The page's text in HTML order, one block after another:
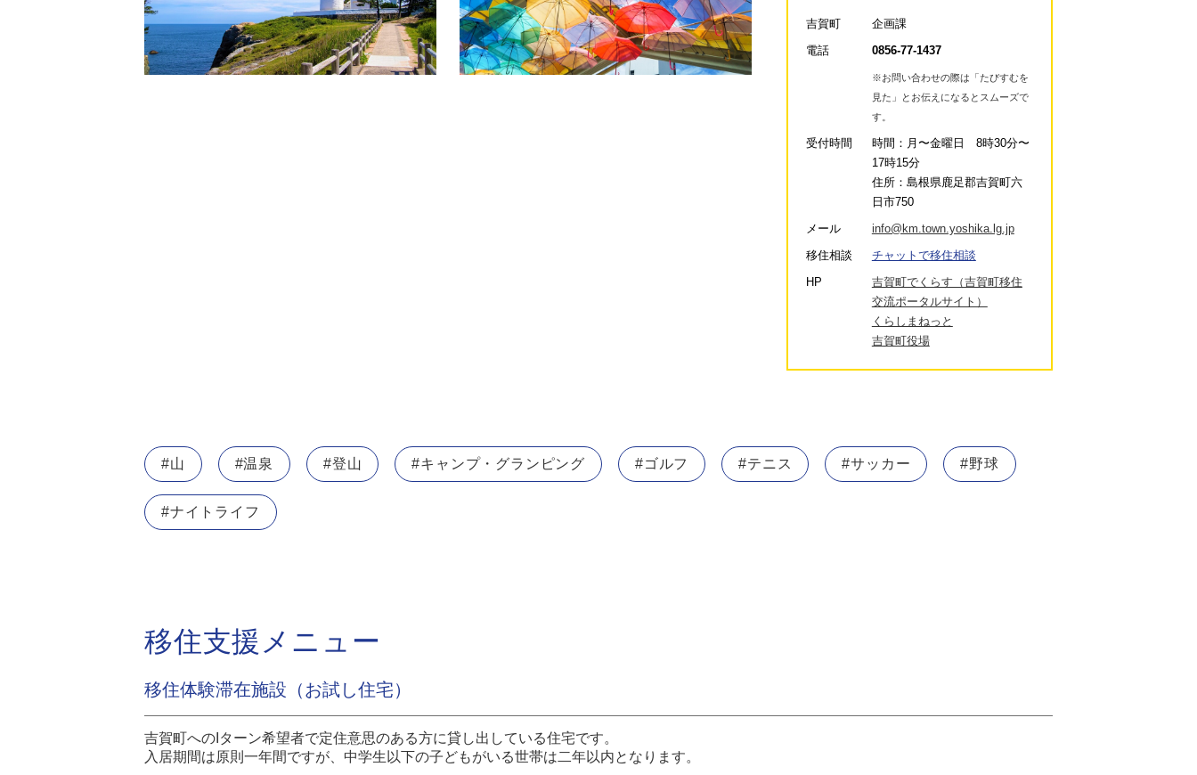
吉賀町
企画課
電話
0856-77-1437
※お問い合わせの際は「たびすむを
見た」とお伝えになるとスムーズで
す。
受付時間
時間：月〜金曜日 8時30分〜
17時15分
住所：島根県鹿足郡吉賀町六
日市750
メール
info@km.town.yoshika.lg.jp
移住相談
チャットで移住相談
HP
吉賀町でくらす（吉賀町移住
交流ポータルサイト）
くらしまねっと
吉賀町役場
#山 #温泉 #登山 #キャンプ・グランピング #ゴルフ #テニス #サッカー #野球
#ナイトライフ
移住支援メニュー
移住体験滞在施設（お試し住宅）
吉賀町へのIターン希望者で定住意思のある方に貸し出している住宅です。
入居期間は原則一年間ですが、中学生以下の子どもがいる世帯は二年以内となります。